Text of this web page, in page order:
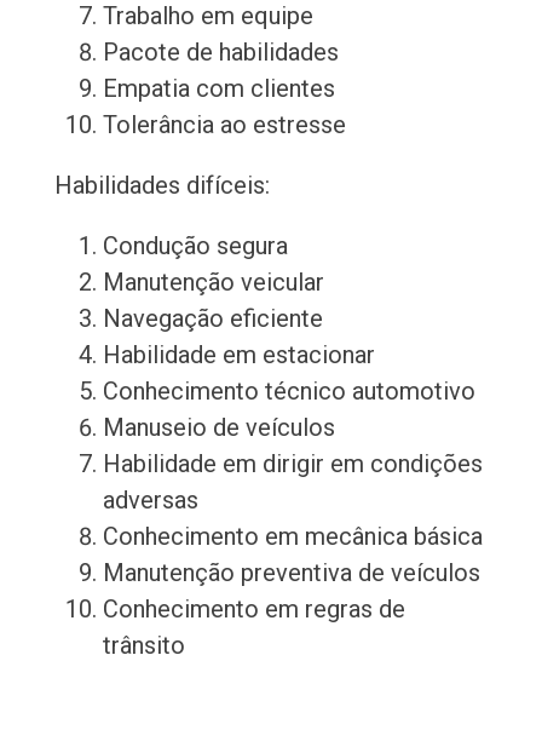
Trabalho em equipe
Pacote de habilidades
Empatia com clientes
Tolerância ao estresse
Habilidades difíceis:
Condução segura
Manutenção veicular
Navegação eficiente
Habilidade em estacionar
Conhecimento técnico automotivo
Manuseio de veículos
Habilidade em dirigir em condições
adversas
Conhecimento em mecânica básica
Manutenção preventiva de veículos
Conhecimento em regras de
trânsito